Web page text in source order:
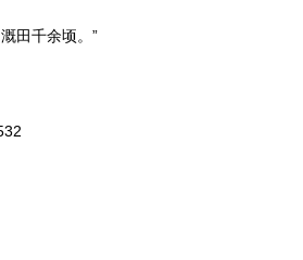
田千余顷。”